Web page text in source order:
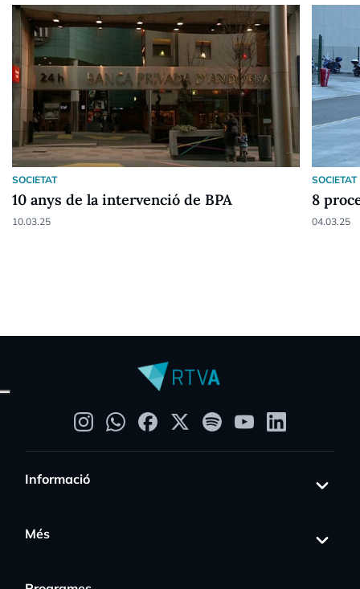
SOCIETAT
10 anys de la intervenció de BPA
10.03.25
SOCIETAT
8
04.03.25
Informació
Més